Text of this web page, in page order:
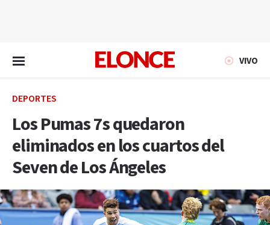
VIVO
DEPORTES
Los Pumas 7s quedaron
eliminados en los cuartos del
Seven de Los Ángeles